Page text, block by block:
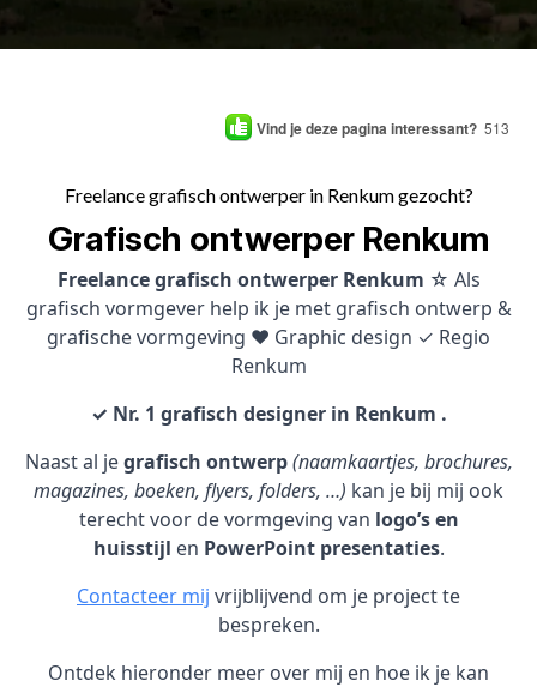
Vind je deze pagina interessant? 513
Freelance grafisch ontwerper in Renkum gezocht?
Grafisch ontwerper Renkum
Freelance grafisch ontwerper Renkum ☆ Als
grafisch vormgever help ik je met grafisch ontwerp &
grafische vormgeving ♥ Graphic design ✓ Regio
Renkum
✓ Nr. 1 grafisch designer in Renkum .
Naast al jegrafisch ontwerp (naamkaartjes, brochures,
magazines, boeken, flyers, folders, …) kan je bij mij ook
terecht voor de vormgeving van logo’s en
huisstijl en PowerPoint presentaties.
Contacteer mij vrijblijvend om je project te
bespreken.
Ontdek hieronder meer over mij en hoe ik je kan